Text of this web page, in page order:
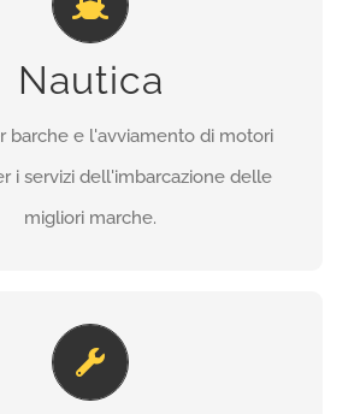
Nautica
barche e l'avviamento di motori
i servizi dell'imbarcazione delle
migliori marche.
barche e l’avviamento di motori
i servizi dell’imbarcazione delle
SCOPRI DI PIU’
ed E-Bike
e servizio di ricellaggio e